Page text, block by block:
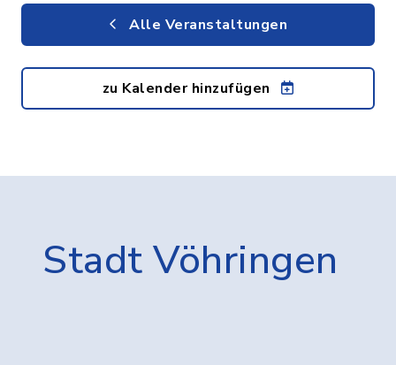
Alle Veranstaltungen
zu Kalender hinzufügen
Stadt Vöhringen